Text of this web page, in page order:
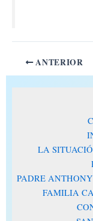
ANTERIOR
LA
PADRE
FAMILIA